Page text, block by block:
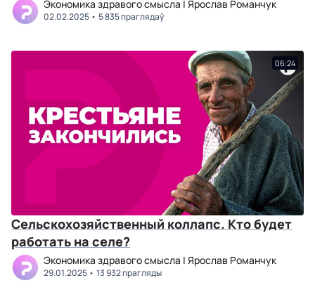
Экономика здравого смысла | Ярослав Романчук
02.02.2025 5 835 праглядаў
06:24
Сельскохозяйственный коллапс. Кто будет
работать на селе?
Экономика здравого смысла | Ярослав Романчук
29.01.2025 13 932 прагляды